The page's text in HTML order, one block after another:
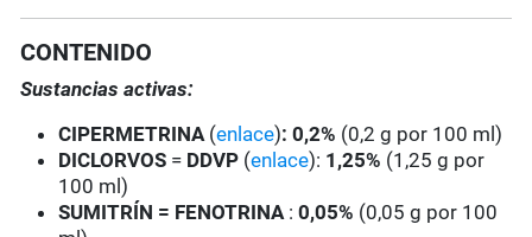
CONTENIDO
Sustancias activas:
CIPERMETRINA (enlace): 0,2% (0,2 g por 100 ml)
DICLORVOS = DDVP (enlace): 1,25% (1,25 g por
100 ml)
SUMITRÍN = FENOTRINA:0,05% (0,05 g por 100